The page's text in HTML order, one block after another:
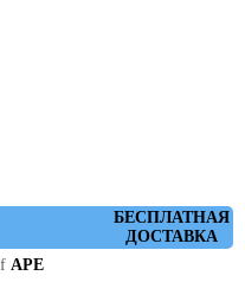
БЕСПЛАТНАЯ
ДОСТАВКА
APE